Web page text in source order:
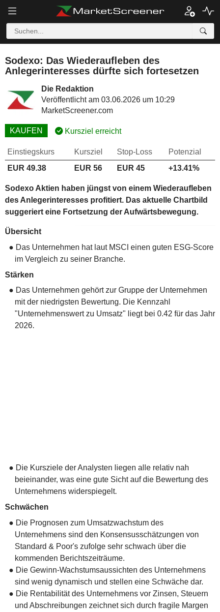
Sodexo: Das Wiederaufleben des
Anlegerinteresses dürfte sich fortesetzen
Die Redaktion
Veröffentlicht am 03.06.2026 um 10:29
MarketScreener.com
KAUFEN Kursziel erreicht
Einstiegskurs Kursziel Stop-Loss
Potenzial
EUR 49.38
EUR 56 EUR 45 +13.41%
Sodexo Aktien haben jüngst von einem Wiederaufleben
des Anlegerinteresses profitiert. Das aktuelle Chartbild
suggeriert eine Fortsetzung der Aufwärtsbewegung.
Übersicht
● Das Unternehmen hat laut MSCI einen guten ESG-Score
im Vergleich zu seiner Branche.
Stärken
● Das Unternehmen gehört zur Gruppe der Unternehmen
mit der niedrigsten Bewertung. Die Kennzahl
"Unternehmenswert zu Umsatz" liegt bei 0.42 für das Jahr
2026.
● Die Kursziele der Analysten liegen alle relativ nah
beieinander, was eine gute Sicht auf die Bewertung des
Unternehmens widerspiegelt.
Schwächen
● Die Prognosen zum Umsatzwachstum des
Unternehmens sind den Konsensusschätzungen von
Standard & Poor's zufolge sehr schwach über die
kommenden Berichtszeiträume.
● Die Gewinn-Wachstumsaussichten des Unternehmens
sind wenig dynamisch und stellen eine Schwäche dar.
● Die Rentabilität des Unternehmens vor Zinsen, Steuern
und Abschreibungen zeichnet sich durch fragile Margen